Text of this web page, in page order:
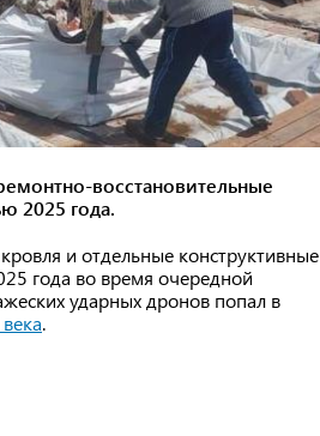
восстановительные
2025 года.
и отдельные конструктивные
года во время очередной
ударных дронов попал в
.